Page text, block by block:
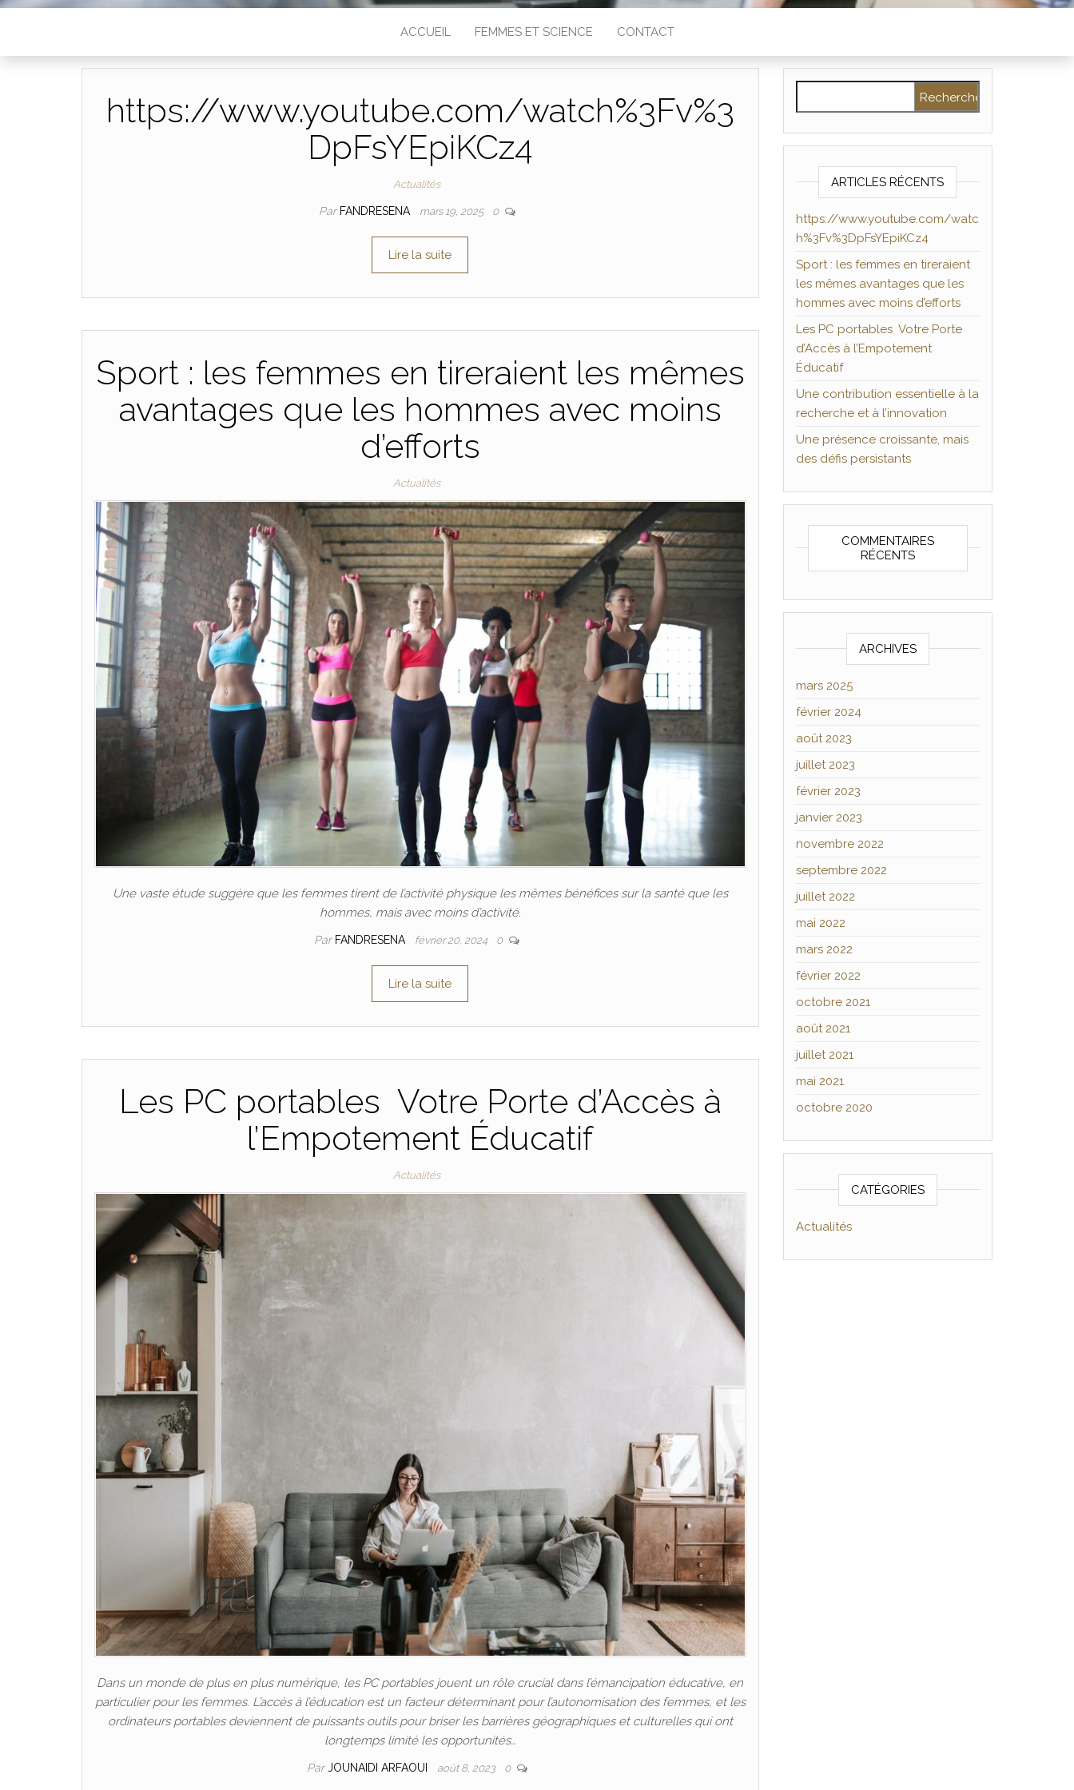
ACCUEIL FEMMES ET SCIENCE CONTACT
https://www.youtube.com/watch%3Fv%3
DpFsYEpiKCz4
Actualités
Par FANDRESENA mars 19, 2025 0
Lire la suite
Sport : les femmes en tireraient les mêmes
avantages que les hommes avec moins
d’efforts
Actualités
Une vaste étude suggère que les femmes tirent de l’activité physique les mêmes bénéfices sur la santé que les
hommes, mais avec moins d’activité.
Par FANDRESENA février 20, 2024 0
Lire la suite
Les PC portables Votre Porte d’Accès à
l’Empotement Éducatif
Actualités
Dans un monde de plus en plus numérique, les PC portables jouent un rôle crucial dans l’émancipation éducative, en
particulier pour les femmes. L’accès à l’éducation est un facteur déterminant pour l’autonomisation des femmes, et les
ordinateurs portables deviennent de puissants outils pour briser les barrières géographiques et culturelles qui ont
longtemps limité les opportunités…
ParJOUNAIDI ARFAOUI août 8, 2023 0
ARTICLES RÉCENTS
https://www.youtube.com/watc
h%3Fv%3DpFsYEpiKCz4
Sport : les femmes en tireraient
les mêmes avantages que les
hommes avec moins d’efforts
Les PC portables Votre Porte
d’Accès à l’Empotement
Éducatif
Une contribution essentielle à la
recherche et à l’innovation
Une présence croissante, mais
des défis persistants
COMMENTAIRES
RÉCENTS
ARCHIVES
mars 2025
février 2024
août 2023
juillet 2023
février 2023
janvier 2023
novembre 2022
septembre 2022
juillet 2022
mai 2022
mars 2022
février 2022
octobre 2021
août 2021
juillet 2021
mai 2021
octobre 2020
CATÉGORIES
Actualités